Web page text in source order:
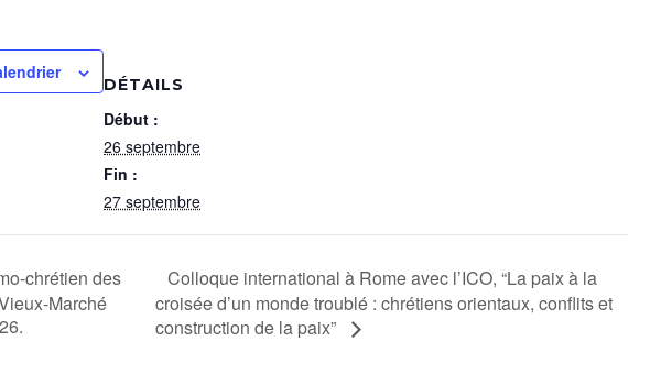
DÉTAILS
Début :
26 septembre
Fin :
27 septembre
chrétien des
Marché
Colloque international à Rome avec l’ICO, “La paix à la
croisée d’un monde troublé : chrétiens orientaux, conflits et
construction de la paix”